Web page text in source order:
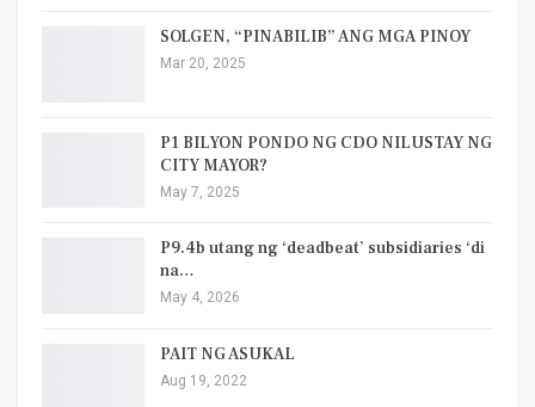
SOLGEN, “PINABILIB” ANG MGA PINOY
Mar 20, 2025
P1 BILYON PONDO NG CDO NILUSTAY NG
CITY MAYOR?
May 7, 2025
P9.4b utang ng ‘deadbeat’ subsidiaries ‘di
na…
May 4, 2026
PAIT NG ASUKAL
Aug 19, 2022